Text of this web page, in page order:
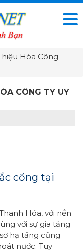
Hóa Công
CÔNG TY UY
cống tại
Hóa, với nền
với sự gia tăng
hạ tầng cũng
nước. Tuy